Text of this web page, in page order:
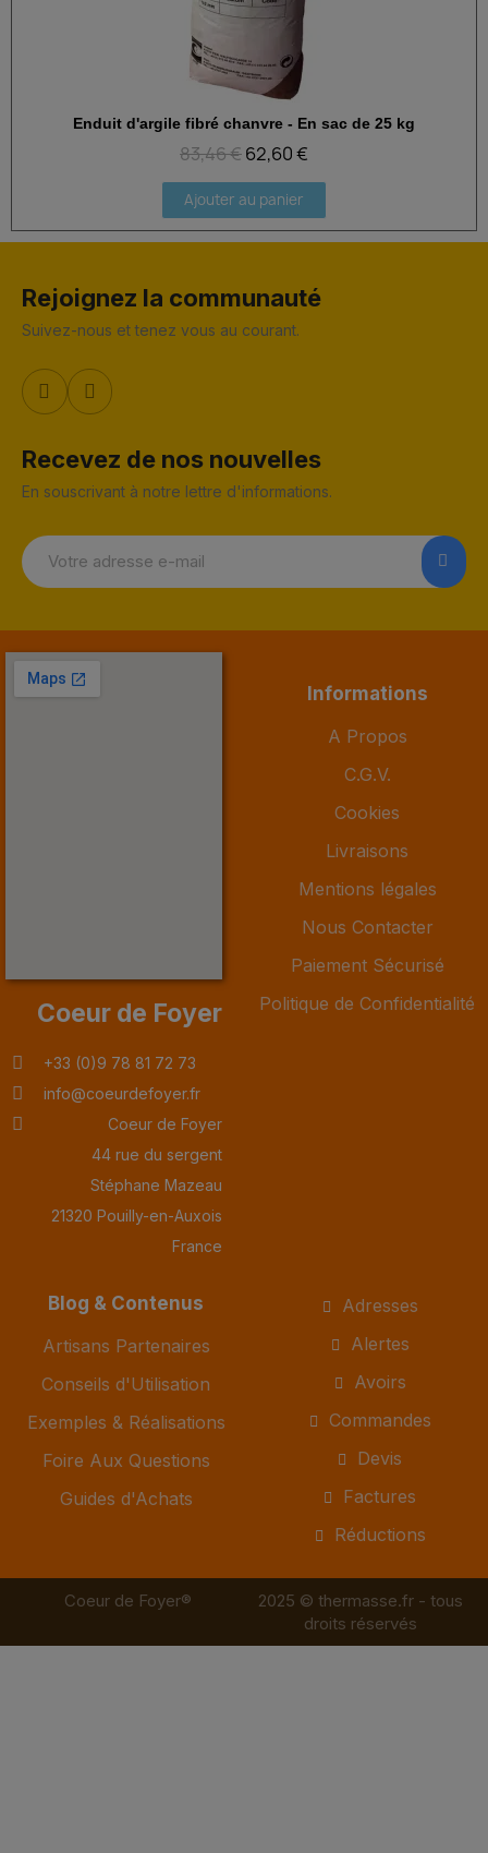
Aperçu rapide
Enduit d'argile fibré chanvre - En sac de 25 kg
83,46 €62,60 €
Ajouter au panier
Rejoignez la communauté
Suivez-nous et tenez vous au courant.
Recevez de nos nouvelles
En souscrivant à notre lettre d'informations.
Coeur de Foyer
+33 (0)9 78 81 72 73
info@coeurdefoyer.fr
Coeur de Foyer
44 rue du sergent
Stéphane Mazeau
21320 Pouilly-en-Auxois
France
Informations
A Propos
C.G.V.
Cookies
Livraisons
Mentions légales
Nous Contacter
Paiement Sécurisé
Politique de Confidentialité
Blog & Contenus
Artisans Partenaires
Conseils d'Utilisation
Exemples & Réalisations
Foire Aux Questions
Guides d'Achats
Adresses
Alertes
Avoirs
Commandes
Devis
Factures
Réductions
Coeur de Foyer®
2025 © thermasse.fr - tous
droits réservés